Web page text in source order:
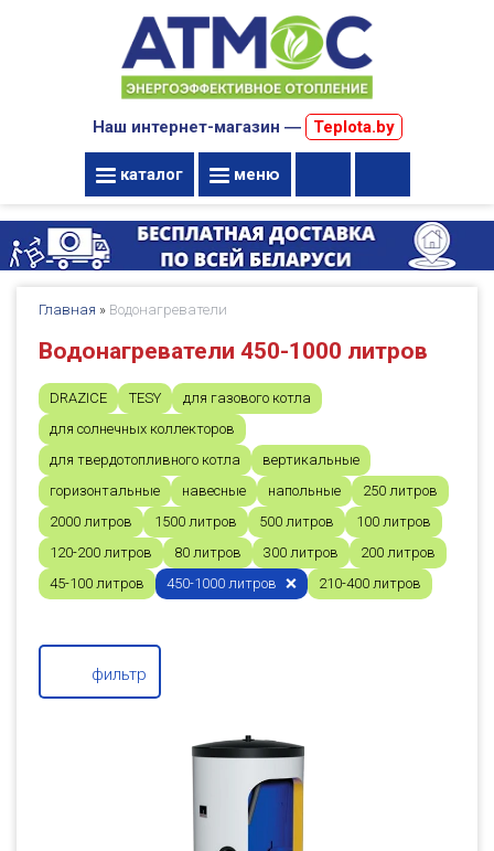
Наш интернет-магазин ― Teplota.by
каталог меню
Главная » Водонагреватели
Водонагреватели 450-1000 литров
DRAZICE TESY
для газового котла
для солнечных коллекторов
для твердотопливного котла
вертикальные
горизонтальные
навесные напольные
250 литров
2000 литров
1500 литров 500 литров
100 литров
120-200 литров
80 литров 300 литров
200 литров
45-100 литров
450-1000 литров 210-400 литров
фильтр